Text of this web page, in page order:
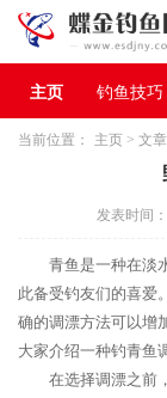
主页 钓鱼技巧
当前位置： 主页 > 文
发表时间
青鱼是一种在淡
此备受钓友们的喜爱
确的调漂方法可以增
大家介绍一种钓青鱼
在选择调漂之前